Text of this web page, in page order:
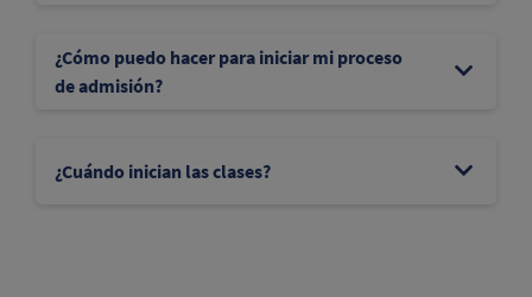
¿Cómo puedo hacer para iniciar mi proceso
de admisión?
¿Cuándo inician las clases?